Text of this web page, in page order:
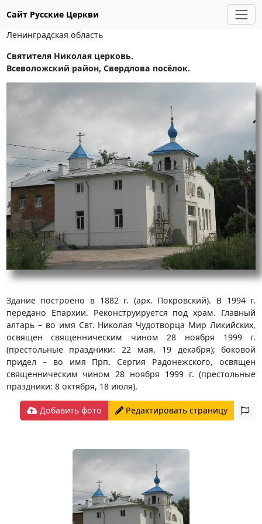
Сайт Русские Церкви
Ленинградская область
Святителя Николая церковь.
Всеволожский район, Свердлова посёлок.
Здание построено в 1882 г. (арх. Покровский). В 1994 г.
передано Епархии. Реконструируется под храм. Главный
алтарь – во имя Свт. Николая Чудотворца Мир Ликийских,
освящен священническим чином 28 ноября 1999 г.
(престольные праздники: 22 мая, 19 декабря); боковой
придел – во имя Прп. Сергия Радонежского, освящен
священническим чином 28 ноября 1999 г. (престольные
праздники: 8 октября, 18 июля).
Добавить фото Редактировать страницу